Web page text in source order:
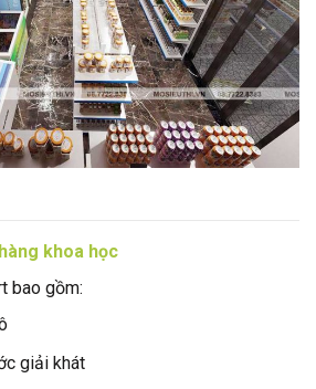
khoa học
bao gồm:
giải khát